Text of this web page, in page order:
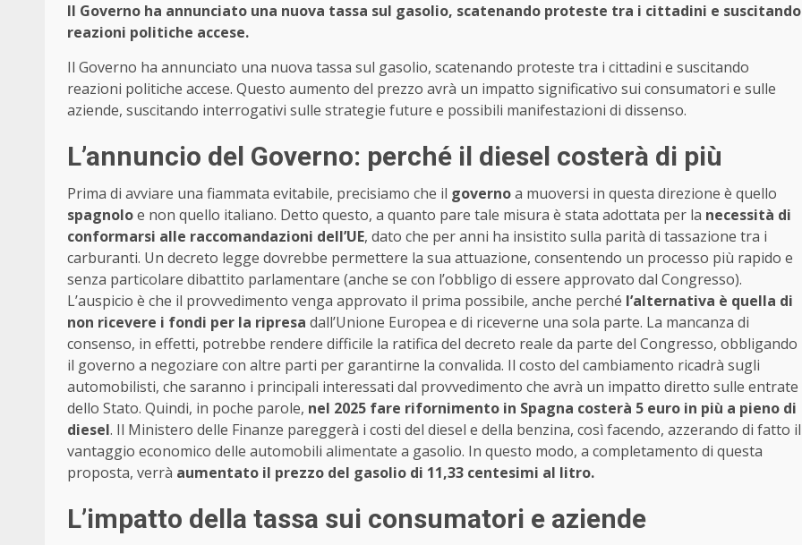
Il Governo ha annunciato una nuova tassa sul gasolio, scatenando proteste tra i cittadini e suscitando
reazioni politiche accese.
Il Governo ha annunciato una nuova tassa sul gasolio, scatenando proteste tra i cittadini e suscitando
reazioni politiche accese. Questo aumento del prezzo avrà un impatto significativo sui consumatori e sulle
aziende, suscitando interrogativi sulle strategie future e possibili manifestazioni di dissenso.
L’annuncio del Governo: perché il diesel costerà di più
Prima di avviare una fiammata evitabile, precisiamo che il governoa muoversi in questa direzione è quello
spagnoloe non quello italiano. Detto questo, a quanto pare tale misura è stata adottata per la necessità di
conformarsi alle raccomandazioni dell’UE, dato che per anni ha insistito sulla parità di tassazione tra i
carburanti. Un decreto legge dovrebbe permettere la sua attuazione, consentendo un processo più rapido e
senza particolare dibattito parlamentare (anche se con l’obbligo di essere approvato dal Congresso).
L’auspicio è che il provvedimento venga approvato il prima possibile, anche perché l’alternativa è quella di
non ricevere i fondi per la ripresa dall’Unione Europea e di riceverne una sola parte. La mancanza di
consenso, in effetti, potrebbe rendere difficile la ratifica del decreto reale da parte del Congresso, obbligando
il governo a negoziare con altre parti per garantirne la convalida. Il costo del cambiamento ricadrà sugli
automobilisti, che saranno i principali interessati dal provvedimento che avrà un impatto diretto sulle entrate
dello Stato. Quindi, in poche parole, nel 2025 fare rifornimento in Spagna costerà 5 euro in più a pieno di
diesel. Il Ministero delle Finanze pareggerà i costi del diesel e della benzina, così facendo, azzerando di fatto il
vantaggio economico delle automobili alimentate a gasolio. In questo modo, a completamento di questa
proposta, verrà aumentato il prezzo del gasolio di 11,33 centesimi al litro.
L’impatto della tassa sui consumatori e aziende